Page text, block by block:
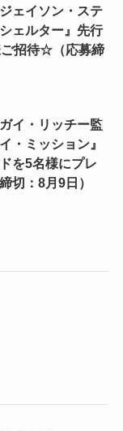
ェイソン・ステ
ェルター』先行
招待☆（応募締
イ・リッチー監
・ミッション』
を5名様にプレ
切：8月9日）